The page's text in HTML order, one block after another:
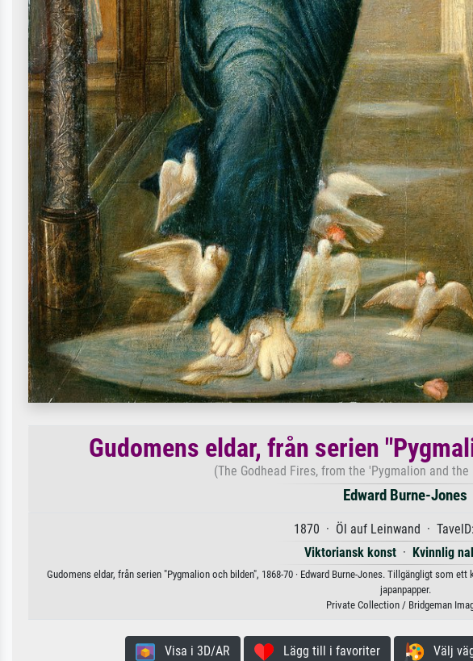
Gudomens eldar, från serien
(The Godhead Fires, from the 'Pygmalion and
Edward Burne-Jones
1870 · Öl auf Leinwand ·
Viktoriansk konst· Kvinnlig
Gudomens eldar, från serien "Pygmalion och bilden", 1868-70 · Edward Burne-Jones. Tillgängligt som
japanpapper.
Private Collection / Bridgeman
Visa i 3D/AR Lägg till i favoriter Välj